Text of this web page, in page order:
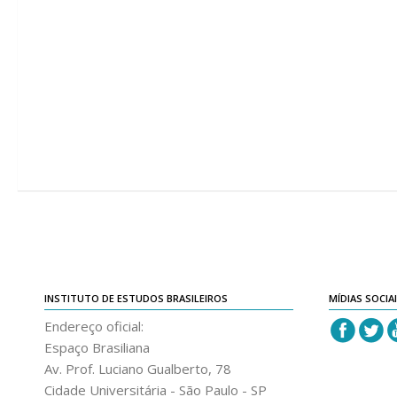
INSTITUTO DE ESTUDOS BRASILEIROS
Endereço oficial:
Espaço Brasiliana
Av. Prof. Luciano Gualberto, 78
Cidade Universitária - São Paulo - SP
MÍDIAS